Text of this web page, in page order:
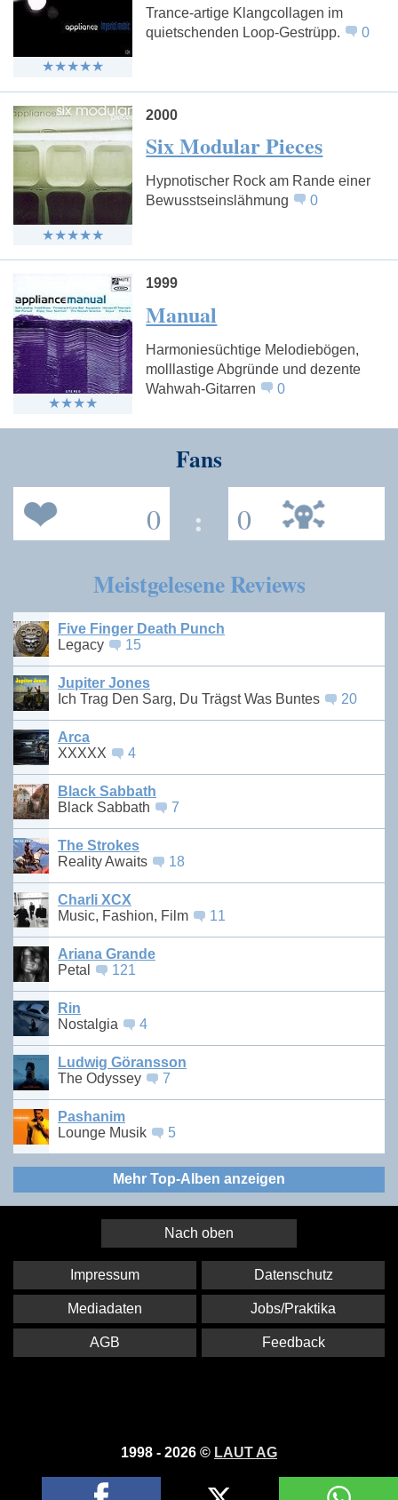
Trance-artige Klangcollagen im
quietschenden Loop-Gestrüpp.
0
2000
Six Modular Pieces
Hypnotischer Rock am Rande einer
Bewusstseinslähmung
0
1999
Manual
Harmoniesüchtige Melodiebögen,
molllastige Abgründe und dezente
Wahwah-Gitarren
0
Fans
0 : 0
Meistgelesene Reviews
Five Finger Death Punch
Legacy
15
Jupiter Jones
Ich Trag Den Sarg, Du Trägst Was Buntes
20
Arca
XXXXX
4
Black Sabbath
Black Sabbath
7
The Strokes
Reality Awaits
18
Charli XCX
Music, Fashion, Film
11
Ariana Grande
Petal
121
Rin
Nostalgia
4
Ludwig Göransson
The Odyssey
7
Pashanim
Lounge Musik
5
Mehr Top-Alben anzeigen
Nach oben
1998 - 2026 © LAUT AG
Impressum Datenschutz
Mediadaten Jobs/Praktika
AGB Feedback